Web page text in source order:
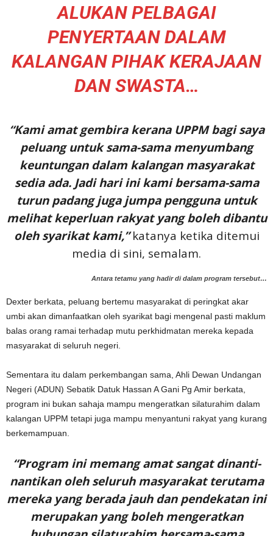
ALUKAN PELBAGAI
PENYERTAAN DALAM
KALANGAN PIHAK KERAJAAN
DAN SWASTA…
“Kami amat gembira kerana UPPM bagi saya
peluang untuk sama-sama menyumbang
keuntungan dalam kalangan masyarakat
sedia ada. Jadi hari ini kami bersama-sama
turun padang juga jumpa pengguna untuk
melihat keperluan rakyat yang boleh dibantu
oleh syarikat kami,”katanya ketika ditemui
media di sini, semalam.
Antara tetamu yang hadir di dalam program tersebut…
Dexter berkata, peluang bertemu masyarakat di peringkat akar
umbi akan dimanfaatkan oleh syarikat bagi mengenal pasti maklum
balas orang ramai terhadap mutu perkhidmatan mereka kepada
masyarakat di seluruh negeri.
Sementara itu dalam perkembangan sama, Ahli Dewan Undangan
Negeri (ADUN) Sebatik Datuk Hassan A Gani Pg Amir berkata,
program ini bukan sahaja mampu mengeratkan silaturahim dalam
kalangan UPPM tetapi juga mampu menyantuni rakyat yang kurang
berkemampuan.
“Program ini memang amat sangat dinanti-
nantikan oleh seluruh masyarakat terutama
mereka yang berada jauh dan pendekatan ini
merupakan yang boleh mengeratkan